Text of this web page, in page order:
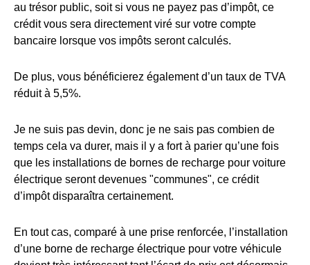
au trésor public, soit si vous ne payez pas d’impôt, ce
crédit vous sera directement viré sur votre compte
bancaire lorsque vos impôts seront calculés.
De plus, vous bénéficierez également d’un taux de TVA
réduit à 5,5%.
Je ne suis pas devin, donc je ne sais pas combien de
temps cela va durer, mais il y a fort à parier qu’une fois
que les installations de bornes de recharge pour voiture
électrique seront devenues "communes", ce crédit
d’impôt disparaîtra certainement.
En tout cas, comparé à une prise renforcée, l’installation
d’une borne de recharge électrique pour votre véhicule